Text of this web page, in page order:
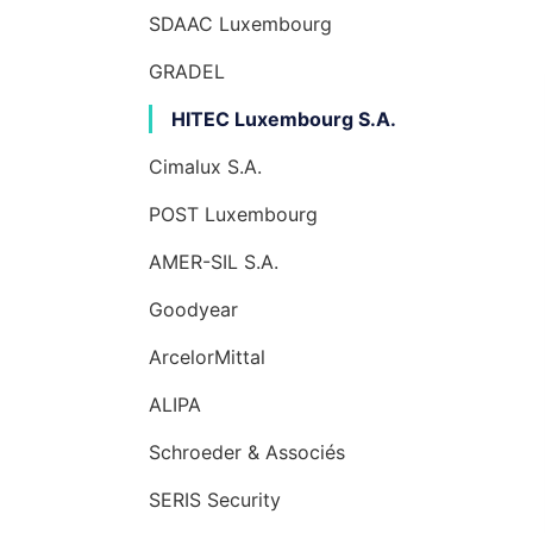
SDAAC Luxembourg
GRADEL
HITEC Luxembourg S.A.
Cimalux S.A.
POST Luxembourg
AMER-SIL S.A.
Goodyear
ArcelorMittal
ALIPA
Schroeder & Associés
SERIS Security